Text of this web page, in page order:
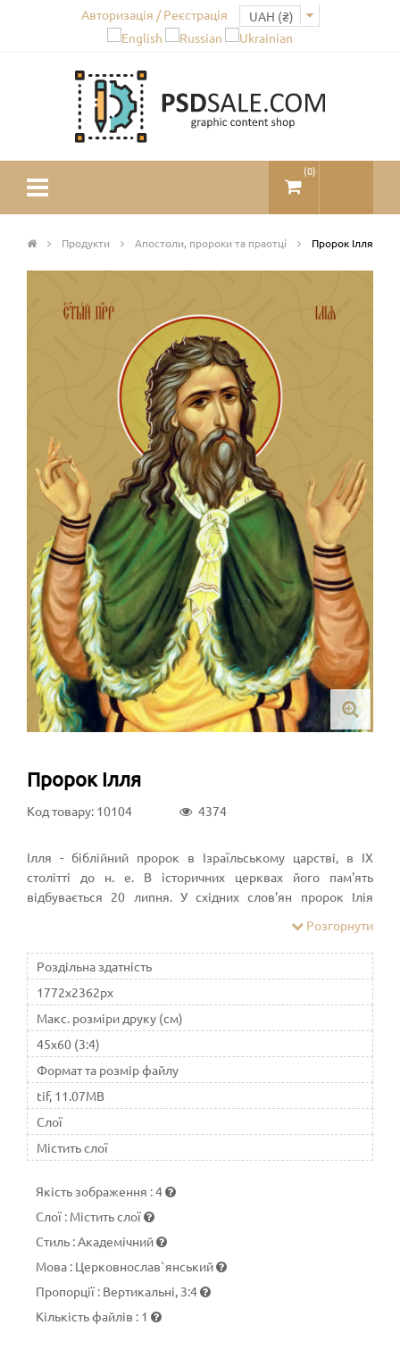
Авторизація / Реєстрація
(0)
Продукти Апостоли, пророки та праотці Пророк Ілля
Пророк Ілля
Код товару: 10104 4374
Ілля - біблійний пророк в Ізраїльському царстві, в IX
столітті до н. е. В історичних церквах його пам'ять
відбувається 20 липня. У східних слов'ян пророк Ілія
Розгорнути
Роздільна здатність
1772x2362px
Макс. розміри друку (см)
45x60 (3:4)
Формат та розмір файлу
tif, 11.07MB
Слої
Містить слої
Якість зображення :4
Слої : Містить слої
Стиль :Академічний
Мова : Церковнослав`янський
Пропорції : Вертикальні, 3:4
Кількість файлів : 1